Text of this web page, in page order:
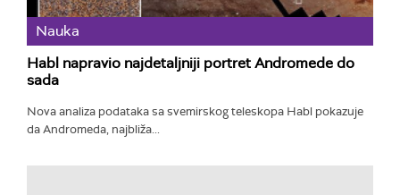
Nauka
Habl napravio najdetaljniji portret Andromede do
sada
Nova analiza podataka sa svemirskog teleskopa Habl pokazuje
da Andromeda, najbliža...